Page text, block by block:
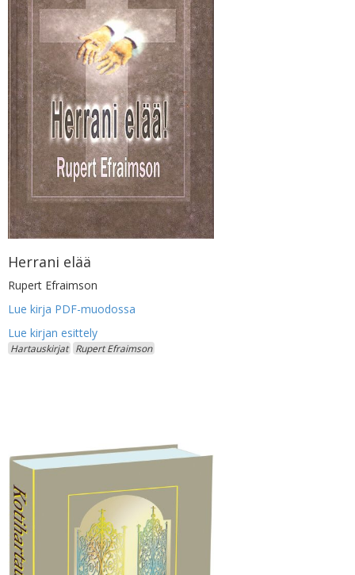
Herrani elää
Rupert Efraimson
Lue kirja PDF-muodossa
Hartauskirjat Rupert Efraimson